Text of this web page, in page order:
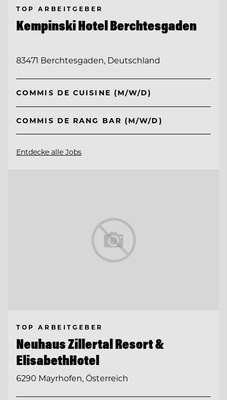
TOP ARBEITGEBER
Kempinski Hotel Berchtesgaden
83471 Berchtesgaden, Deutschland
COMMIS DE CUISINE (M/W/D)
COMMIS DE RANG BAR (M/W/D)
Entdecke alle Jobs
TOP ARBEITGEBER
Neuhaus Zillertal Resort &
ElisabethHotel
6290 Mayrhofen, Österreich